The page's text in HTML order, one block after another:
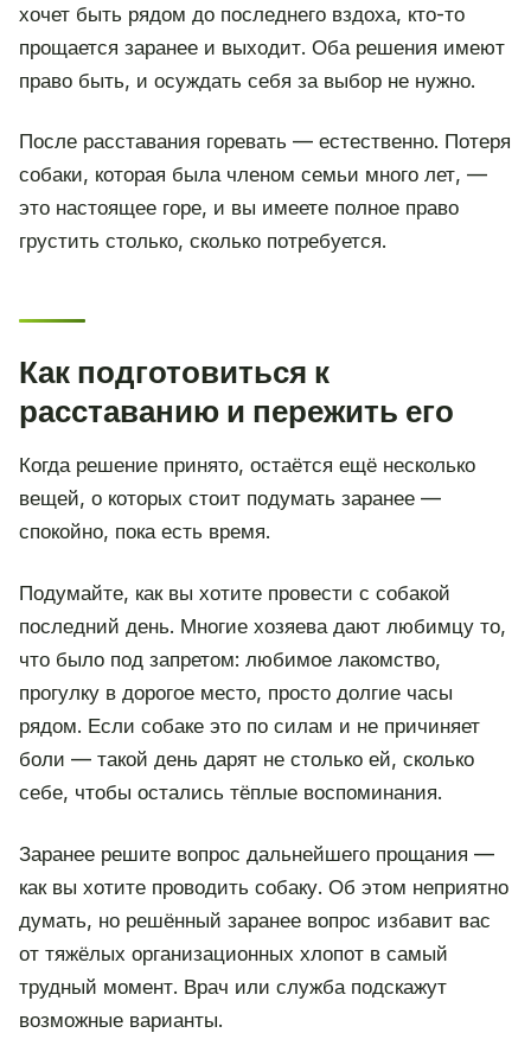
хочет быть рядом до последнего вздоха, кто-то
прощается заранее и выходит. Оба решения имеют
право быть, и осуждать себя за выбор не нужно.
После расставания горевать — естественно. Потеря
собаки, которая была членом семьи много лет, —
это настоящее горе, и вы имеете полное право
грустить столько, сколько потребуется.
Как подготовиться к
расставанию и пережить его
Когда решение принято, остаётся ещё несколько
вещей, о которых стоит подумать заранее —
спокойно, пока есть время.
Подумайте, как вы хотите провести с собакой
последний день. Многие хозяева дают любимцу то,
что было под запретом: любимое лакомство,
прогулку в дорогое место, просто долгие часы
рядом. Если собаке это по силам и не причиняет
боли — такой день дарят не столько ей, сколько
себе, чтобы остались тёплые воспоминания.
Заранее решите вопрос дальнейшего прощания —
как вы хотите проводить собаку. Об этом неприятно
думать, но решённый заранее вопрос избавит вас
от тяжёлых организационных хлопот в самый
трудный момент. Врач или служба подскажут
возможные варианты.